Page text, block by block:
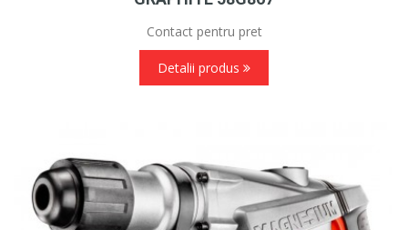
Contact pentru pret
Detalii produs